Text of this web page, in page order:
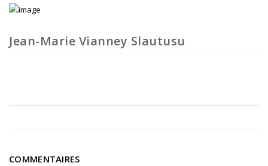
Jean-Marie Vianney Slautusu
COMMENTAIRES